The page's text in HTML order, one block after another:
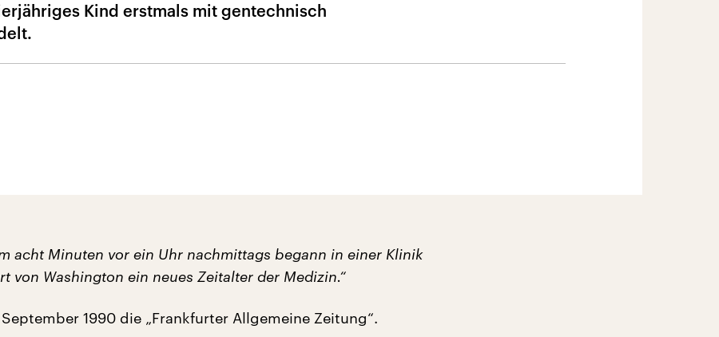
Kind erstmals mit gentechnisch
acht Minuten vor ein Uhr nachmittags begann in einer Klinik
von Washington ein neues Zeitalter der Medizin.“
1990 die „Frankfurter Allgemeine Zeitung“.